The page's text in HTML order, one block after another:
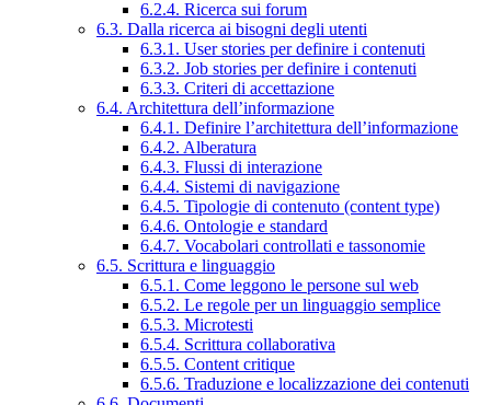
6.2.4. Ricerca sui forum
6.3. Dalla ricerca ai bisogni degli utenti
6.3.1. User stories per definire i contenuti
6.3.2. Job stories per definire i contenuti
6.3.3. Criteri di accettazione
6.4. Architettura dell’informazione
6.4.1. Definire l’architettura dell’informazione
6.4.2. Alberatura
6.4.3. Flussi di interazione
6.4.4. Sistemi di navigazione
6.4.5. Tipologie di contenuto (content type)
6.4.6. Ontologie e standard
6.4.7. Vocabolari controllati e tassonomie
6.5. Scrittura e linguaggio
6.5.1. Come leggono le persone sul web
6.5.2. Le regole per un linguaggio semplice
6.5.3. Microtesti
6.5.4. Scrittura collaborativa
6.5.5. Content critique
6.5.6. Traduzione e localizzazione dei contenuti